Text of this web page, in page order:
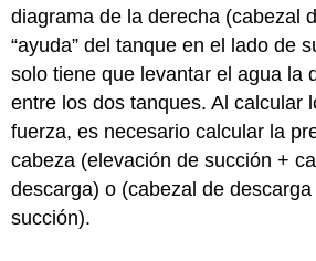
diagrama de la derecha (cabezal
“ayuda” del tanque en el lado de
solo tiene que levantar el agua la
entre los dos tanques. Al calcular
fuerza, es necesario calcular la
cabeza (elevación de succión +
descarga) o (cabezal de
succión).